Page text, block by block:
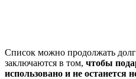
Список можно продолжать
заключаются в том, чтобы
использовано и не останется